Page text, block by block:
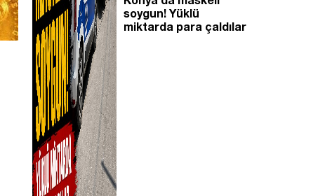
soygun! Yüklü
miktarda para çaldılar